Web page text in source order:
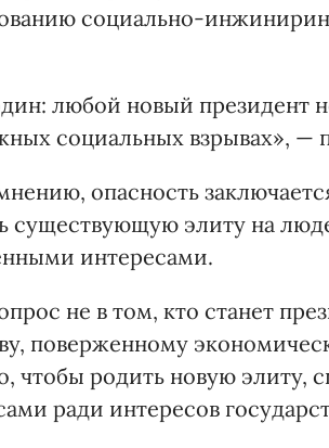
социально-
любой новый президент
социальных взрывах», —
опасность
существующую элиту на
интересами.
не в том, кто станет
поверженному
чтобы родить новую элиту,
ради интересов